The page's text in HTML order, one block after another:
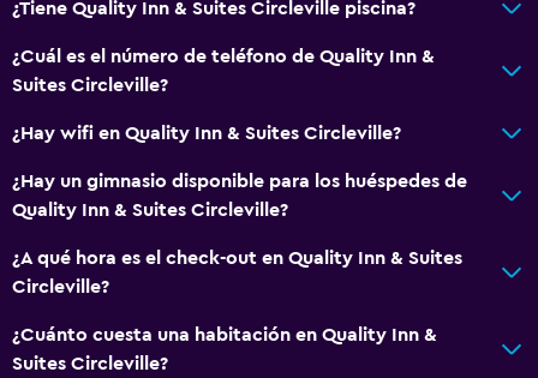
TV
Baño
Ducha
Secador de pelo
Aseo
Lavandería
¿Tiene Quality Inn & Suites Circleville piscina?
¿Cuál es el número de teléfono de Quality Inn &
Suites Circleville?
¿Hay wifi en Quality Inn & Suites Circleville?
¿Hay un gimnasio disponible para los huéspedes de
Quality Inn & Suites Circleville?
¿A qué hora es el check-out en Quality Inn & Suites
Circleville?
¿Cuánto cuesta una habitación en Quality Inn &
Suites Circleville?